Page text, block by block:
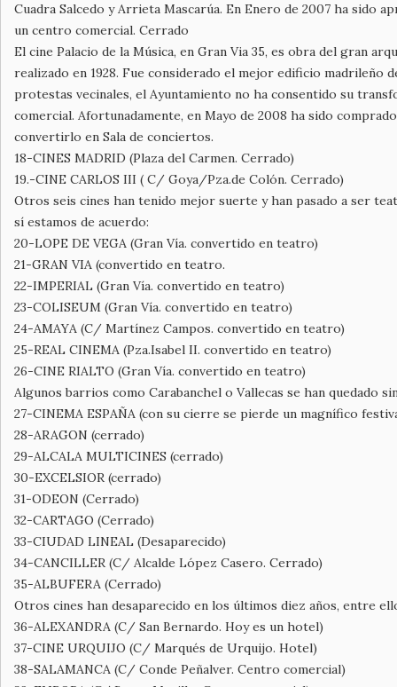
Cuadra Salcedo y Arrieta Mascarúa. En Enero de 2007 ha sido
un centro comercial. Cerrado
El cine Palacio de la Música, en Gran Via 35, es obra del gran
realizado en 1928. Fue considerado el mejor edificio madrileño
protestas vecinales, el Ayuntamiento no ha consentido su
comercial. Afortunadamente, en Mayo de 2008 ha sido
convertirlo en Sala de conciertos.
18-CINES MADRID (Plaza del Carmen. Cerrado)
19.-CINE CARLOS III ( C/ Goya/Pza.de Colón. Cerrado)
Otros seis cines han tenido mejor suerte y han pasado a ser
sí estamos de acuerdo:
20-LOPE DE VEGA (Gran Vía. convertido en teatro)
21-GRAN VIA (convertido en teatro.
22-IMPERIAL (Gran Vía. convertido en teatro)
23-COLISEUM (Gran Vía. convertido en teatro)
24-AMAYA (C/ Martínez Campos. convertido en teatro)
25-REAL CINEMA (Pza.Isabel II. convertido en teatro)
26-CINE RIALTO (Gran Vía. convertido en teatro)
Algunos barrios como Carabanchel o Vallecas se han quedado
27-CINEMA ESPAÑA (con su cierre se pierde un magnífico
28-ARAGON (cerrado)
29-ALCALA MULTICINES (cerrado)
30-EXCELSIOR (cerrado)
31-ODEON (Cerrado)
32-CARTAGO (Cerrado)
33-CIUDAD LINEAL (Desaparecido)
34-CANCILLER (C/ Alcalde López Casero. Cerrado)
35-ALBUFERA (Cerrado)
Otros cines han desaparecido en los últimos diez años, entre
36-ALEXANDRA (C/ San Bernardo. Hoy es un hotel)
37-CINE URQUIJO (C/ Marqués de Urquijo. Hotel)
38-SALAMANCA (C/ Conde Peñalver. Centro comercial)